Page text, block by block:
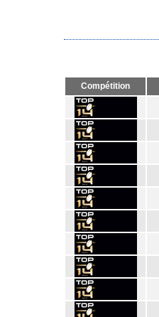
Compétition